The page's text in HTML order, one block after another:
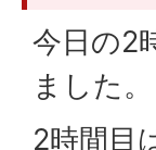
今日の2
ました。
2時間目